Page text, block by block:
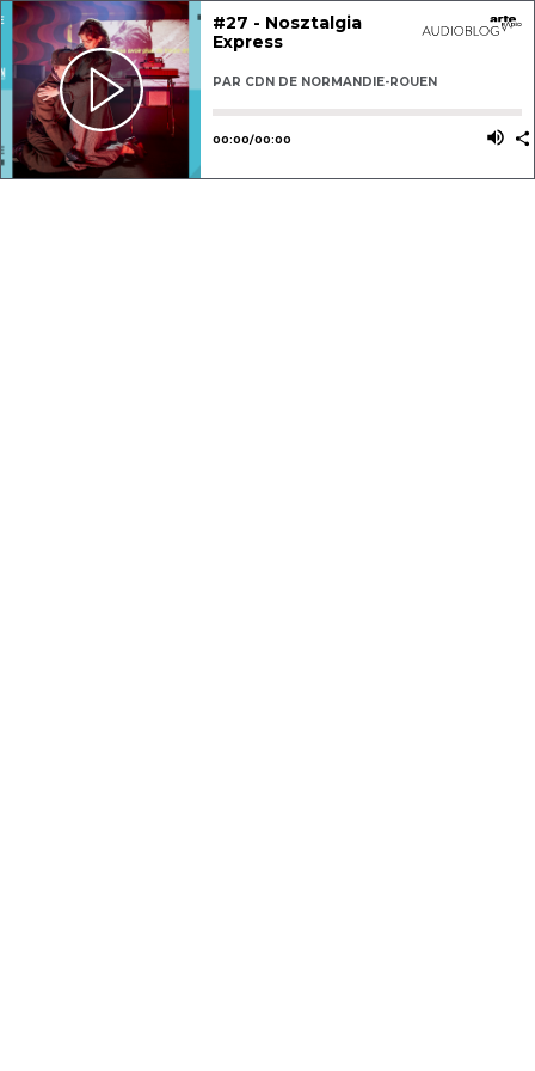
#27 - Nosztalgia
Express
PAR CDN DE NORMANDIE-ROUEN
Utilisez les flèches gauche ou
00:00/00:00